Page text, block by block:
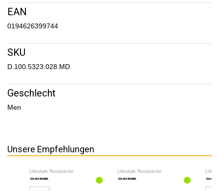
EAN
0194626399744
SKU
D.100.5323.028.MD
Geschlecht
Men
Unsere Empfehlungen
Lifestyle Rucksäcke Lifestyle Rucksäcke